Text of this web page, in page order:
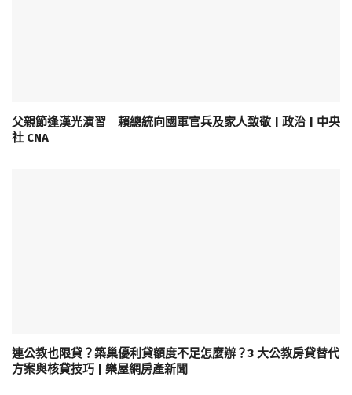
父親節逢漢光演習 賴總統向國軍官兵及家人致敬 | 政治 | 中央
社 CNA
連公教也限貸？築巢優利貸額度不足怎麼辦？3 大公教房貸替代
方案與核貸技巧 | 樂屋網房產新聞